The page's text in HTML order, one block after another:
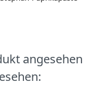
angesehen